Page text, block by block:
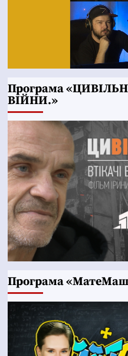
Програма
ВІЙНИ.»
Програма